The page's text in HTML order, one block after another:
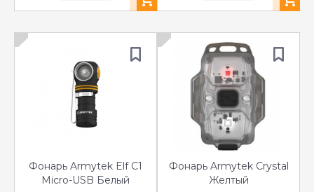
Фонарь Armytek Elf C1
Micro-USB Белый
Фонарь Armytek Crystal
Желтый